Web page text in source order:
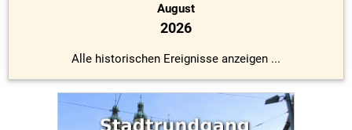
August
2026
Alle historischen Ereignisse anzeigen ...